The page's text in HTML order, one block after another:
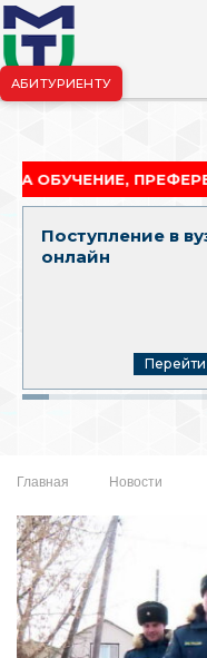
АБИТУРИЕНТУ
ПРЕФЕРЕНЦИЙ
Поступление в
онлайн
Перейти
Главная Новости